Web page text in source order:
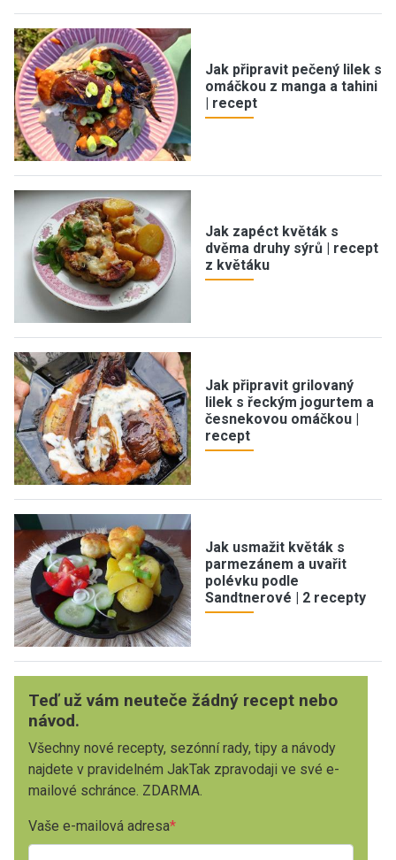
Jak připravit pečený lilek s
omáčkou z manga a tahini
| recept
Jak zapéct květák s
dvěma druhy sýrů | recept
z květáku
Jak připravit grilovaný
lilek s řeckým jogurtem a
česnekovou omáčkou |
recept
Jak usmažit květák s
parmezánem a uvařit
polévku podle
Sandtnerové | 2 recepty
Teď už vám neuteče žádný recept nebo
návod.
Všechny nové recepty, sezónní rady, tipy a návody
najdete v pravidelném JakTak zpravodaji ve své e-
mailové schránce. ZDARMA.
Vaše e-mailová adresa